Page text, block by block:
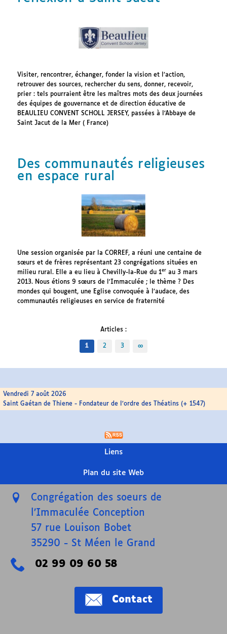
Visiter, rencontrer, échanger, fonder la vision et l’action,
retrouver des sources, rechercher du sens, donner, recevoir,
prier : tels pourraient être les maîtres mots des deux journées
des équipes de gouvernance et de direction éducative de
BEAULIEU CONVENT SCHOLL JERSEY, passées à l’Abbaye de
Saint Jacut de la Mer ( France)
Des communautés religieuses
en espace rural
Une session organisée par la CORREF, a réuni une centaine de
sœurs et de frères représentant 23 congrégations situées en
milieu rural. Elle a eu lieu à Chevilly-la-Rue du 1er au 3 mars
2013. Nous étions 9 sœurs de l’Immaculée ; le thème ? Des
mondes qui bougent, une Eglise convoquée à l’audace, des
communautés religieuses en service de fraternité
Articles :
1 2 3 ∞
Vendredi 7 août 2026
Saint Gaétan de Thiene - Fondateur de l’ordre des Théatins (+ 1547)
Liens
Plan du site Web
Congrégation des soeurs de
l’Immaculée Conception
57 rue Louison Bobet
35290 - St Méen le Grand
02 99 09 60 58
Contact